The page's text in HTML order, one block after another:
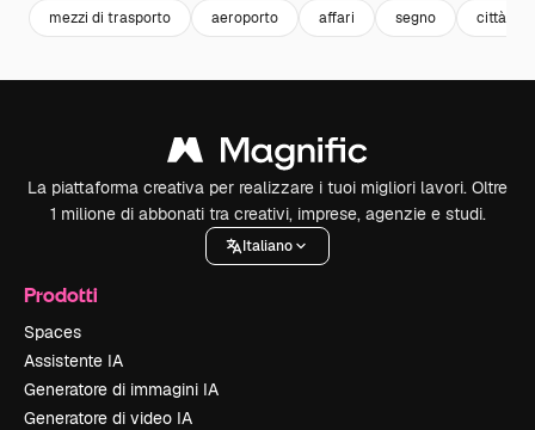
mezzi di trasporto aeroporto affari segno città
La piattaforma creativa per realizzare i tuoi migliori lavori. Oltre
1 milione di abbonati tra creativi, imprese, agenzie e studi.
Italiano
Prodotti
Spaces
Assistente IA
Generatore di immagini IA
Generatore di video IA